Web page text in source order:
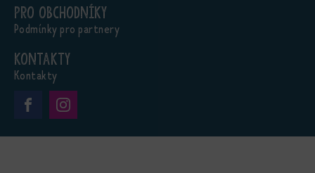
Pro obchodníky
Podmínky pro partnery
Kontakty
Kontakty